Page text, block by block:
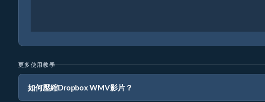
更多使用教學
如何壓縮Dropbox WMV影片？